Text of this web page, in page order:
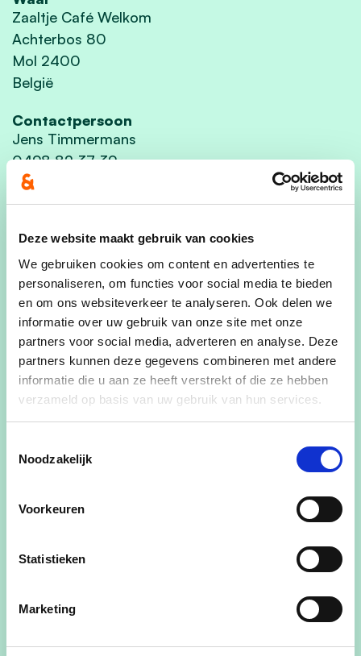
Deze website maakt gebruik van cookies
We gebruiken cookies om content en advertenties te
personaliseren, om functies voor social media te bieden
en om ons websiteverkeer te analyseren. Ook delen we
informatie over uw gebruik van onze site met onze
partners voor social media, adverteren en analyse. Deze
partners kunnen deze gegevens combineren met andere
informatie die u aan ze heeft verstrekt of die ze hebben
verzameld op basis van uw gebruik van hun services.
Noodzakelijk
Voorkeuren
Statistieken
Marketing
Zaaltje Café Welkom
Achterbos 80
Mol 2400
België
Contactpersoon
Jens Timmermans
0498 82 37 39
Graag nodigen we jullie van harte uit voor onze
volgende open partijraad op vrijdag 9 mei om
20u.
We komen samen in het zaaltje van Café Welkom
- Achterbos 80.
parlementslid en Burgemeester van Laakdal, te
regeerakkoord komen toelichten en daarbij ook
de link maken met onze partij, de Kempen en Mol.
Het belooft dus een interessante en boeiende
Breng gerust vrienden of familie mee, iedereen is